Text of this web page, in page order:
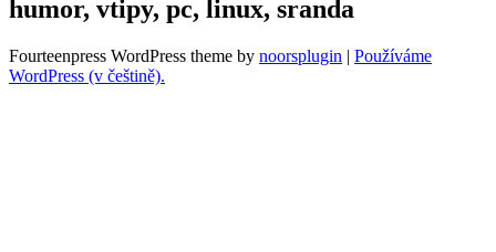
humor, vtipy, pc, linux, sranda
Fourteenpress WordPress theme by noorsplugin | Používáme
WordPress (v češtině).